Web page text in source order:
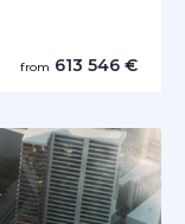
from 613 546 €